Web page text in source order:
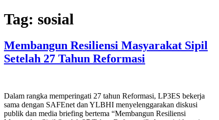
Tag: sosial
Membangun Resiliensi Masyarakat Sipil
Setelah 27 Tahun Reformasi
Dalam rangka memperingati 27 tahun Reformasi, LP3ES bekerja
sama dengan SAFEnet dan YLBHI menyelenggarakan diskusi
publik dan media briefing bertema “Membangun Resiliensi